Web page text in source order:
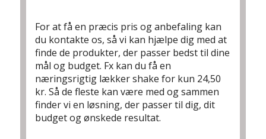
For at få en præcis pris og anbefaling kan
du kontakte os, så vi kan hjælpe dig med at
finde de produkter, der passer bedst til dine
mål og budget. Fx kan du få en
næringsrigtig lækker shake for kun 24,50
kr. Så de fleste kan være med og sammen
finder vi en løsning, der passer til dig, dit
budget og ønskede resultat.